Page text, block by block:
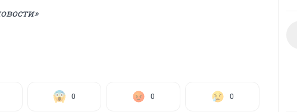
0 0 0